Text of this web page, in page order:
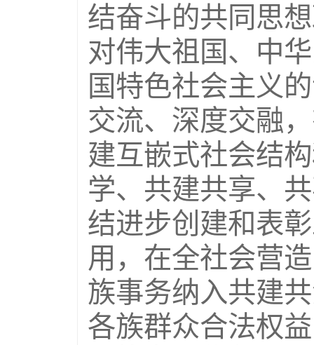
结奋斗的共同思
对伟大祖国、中
国特色社会主义
交流、深度交融
建互嵌式社会结
学、共建共享、
结进步创建和表
用，在全社会营
族事务纳入共建
各族群众合法权